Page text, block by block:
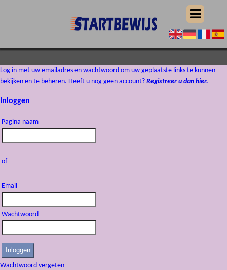
Log in met uw emailadres en wachtwoord om uw geplaatste links te kunnen
bekijken en te beheren. Heeft u nog geen account? Registreer u dan hier.
Inloggen
Pagina naam
of
Email
Wachtwoord
Wachtwoord vergeten